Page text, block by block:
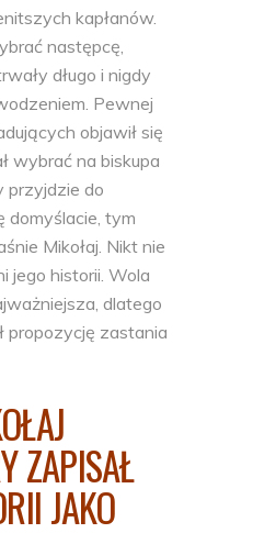
kapłanów.
następcę,
długo i nigdy
Pewnej
objawił się
wybrać na biskupa
przyjdzie do
domyślacie, tym
Mikołaj. Nikt nie
jego historii. Wola
dlatego
propozycję zastania
ZAPISAŁ
JAKO